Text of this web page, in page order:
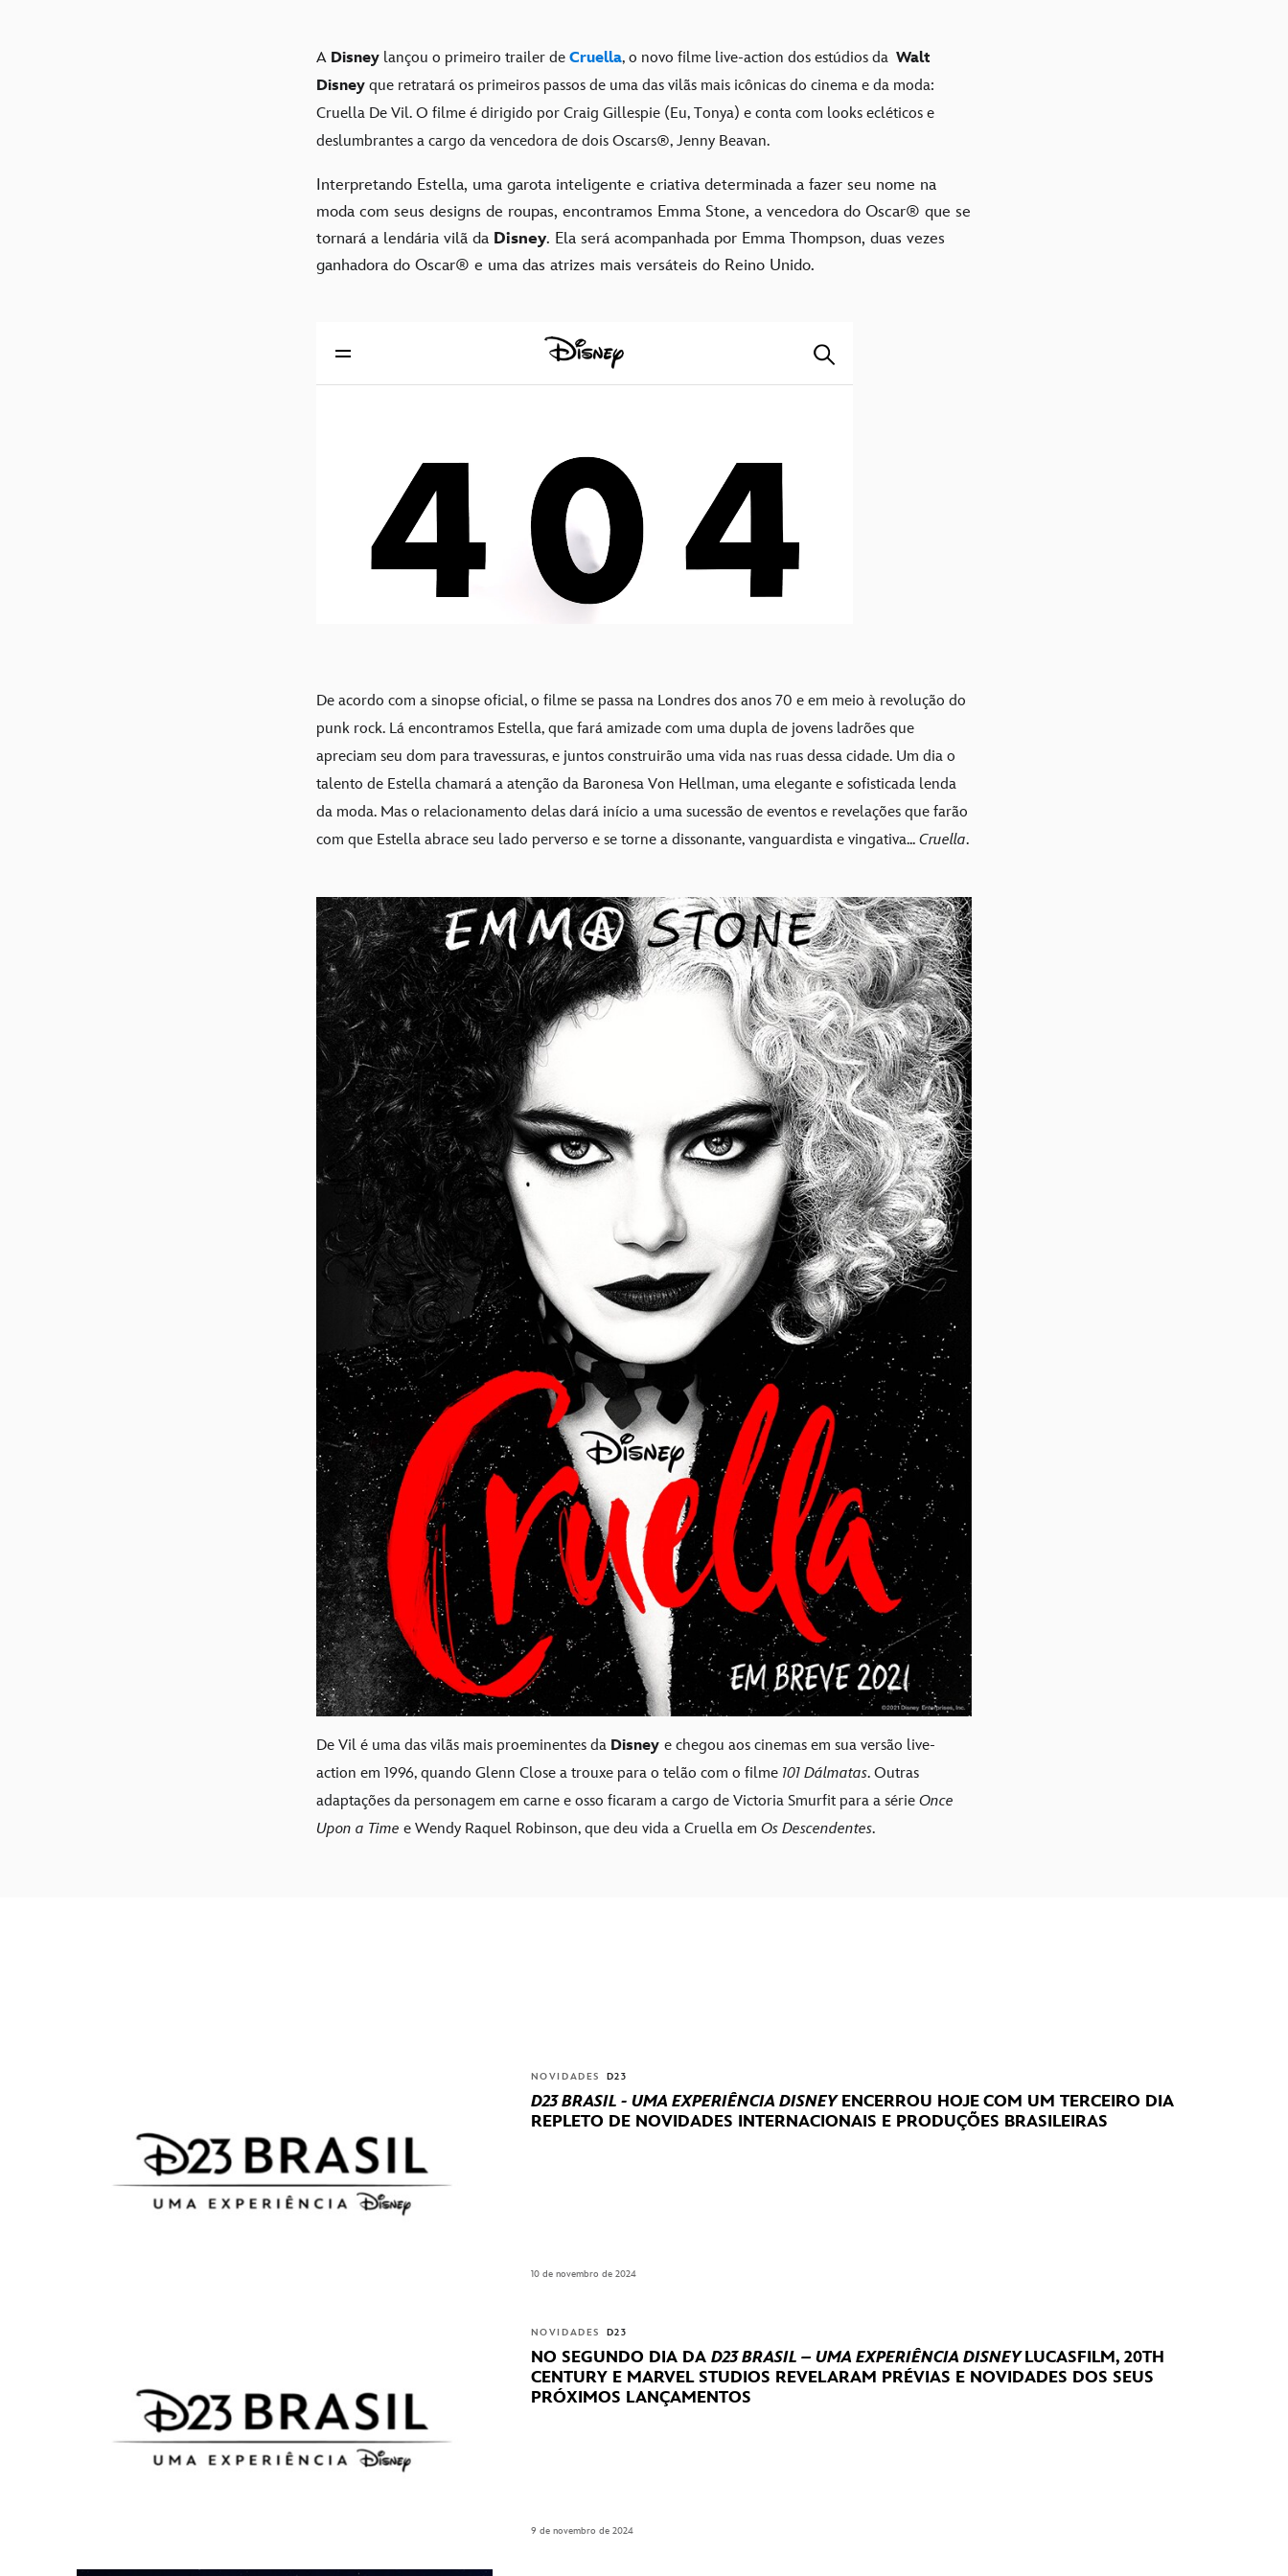
A Disney lançou o primeiro trailer de Cruella, o novo filme live-action dos estúdios da Walt
Disney que retratará os primeiros passos de uma das vilãs mais icônicas do cinema e da moda:
Cruella De Vil. O filme é dirigido por Craig Gillespie (Eu, Tonya) e conta com looks ecléticos e
deslumbrantes a cargo da vencedora de dois Oscars®, Jenny Beavan.
Interpretando Estella, uma garota inteligente e criativa determinada a fazer seu nome na
moda com seus designs de roupas, encontramos Emma Stone, a vencedora do Oscar® que se
tornará a lendária vilã da Disney. Ela será acompanhada por Emma Thompson, duas vezes
ganhadora do Oscar® e uma das atrizes mais versáteis do Reino Unido.
De acordo com a sinopse oficial, o filme se passa na Londres dos anos 70 e em meio à revolução do
punk rock. Lá encontramos Estella, que fará amizade com uma dupla de jovens ladrões que
apreciam seu dom para travessuras, e juntos construirão uma vida nas ruas dessa cidade. Um dia o
talento de Estella chamará a atenção da Baronesa Von Hellman, uma elegante e sofisticada lenda
da moda. Mas o relacionamento delas dará início a uma sucessão de eventos e revelações que farão
com que Estella abrace seu lado perverso e se torne a dissonante, vanguardista e vingativa... Cruella.
De Vil é uma das vilãs mais proeminentes da Disney e chegou aos cinemas em sua versão live-
action em 1996, quando Glenn Close a trouxe para o telão com o filme 101 Dálmatas. Outras
adaptações da personagem em carne e osso ficaram a cargo de Victoria Smurfit para a série Once
Upon a Time e Wendy Raquel Robinson, que deu vida a Cruella em Os Descendentes.
NOVIDADES D23
D23 BRASIL - UMA EXPERIÊNCIA DISNEYENCERROU HOJE COM UM TERCEIRO DIA
REPLETO DE NOVIDADES INTERNACIONAIS E PRODUÇÕES BRASILEIRAS
10 de novembro de 2024
NOVIDADES D23
NO SEGUNDO DIA DA D23 BRASIL – UMA EXPERIÊNCIA DISNEYLUCASFILM, 20TH
CENTURY E MARVEL STUDIOS REVELARAM PRÉVIAS E NOVIDADES DOS SEUS
PRÓXIMOS LANÇAMENTOS
9 de novembro de 2024